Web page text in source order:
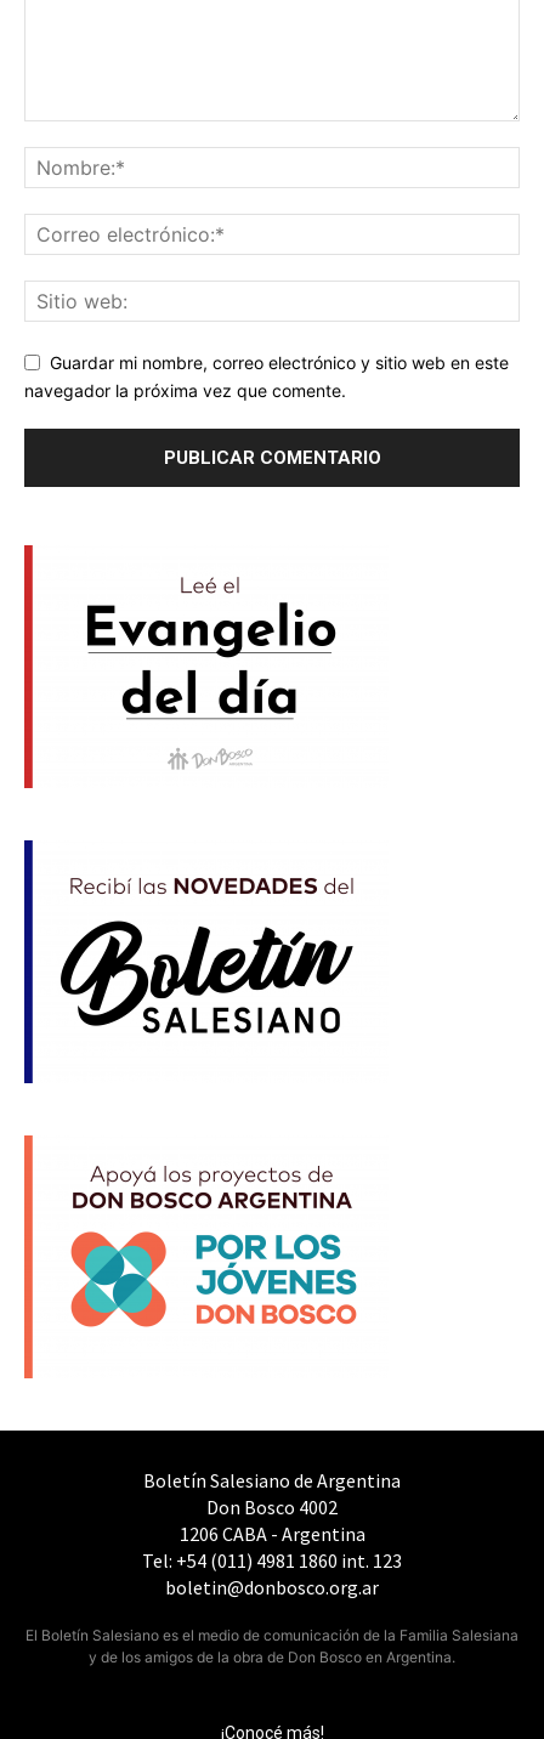
Guardar mi nombre, correo electrónico y sitio web en este
navegador la próxima vez que comente.
Boletín Salesiano de Argentina
Don Bosco 4002
1206 CABA - Argentina
Tel: +54 (011) 4981 1860 int. 123
boletin@donbosco.org.ar
El Boletín Salesiano es el medio de comunicación de la Familia Salesiana
y de los amigos de la obra de Don Bosco en Argentina.
¡Conocé más!